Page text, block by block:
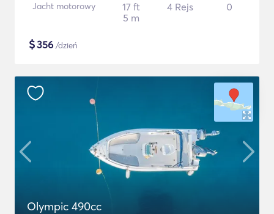
Jacht motorowy
17 ft
5 m
4 Rejs 0
$356 /dzień
Olympic 490cc